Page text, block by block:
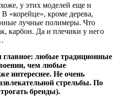
у этих моделей еще и
«корейце», кроме дерева,
лучные полимеры. Что
карбон. Да и плечики у него
любые традиционные
чем любые
интереснее. Не очень
стрельбы. По
бренды).